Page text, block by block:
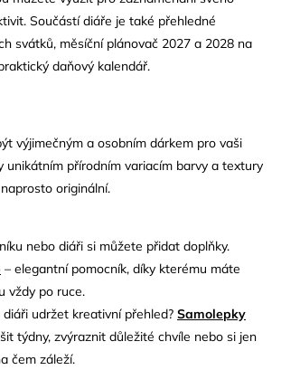
Součástí diáře je také přehledné
svátků, měsíční plánovač 2027 a 2028 na
daňový kalendář.
výjimečným a osobním dárkem pro vaši
unikátním přírodním variacím barvy a textury
originální.
nebo diáři si můžete přidat doplňky.
– elegantní pomocník, díky kterému máte
vždy po ruce.
udržet kreativní přehled? Samolepky
týdny, zvýraznit důležité chvíle nebo si jen
čem záleží.